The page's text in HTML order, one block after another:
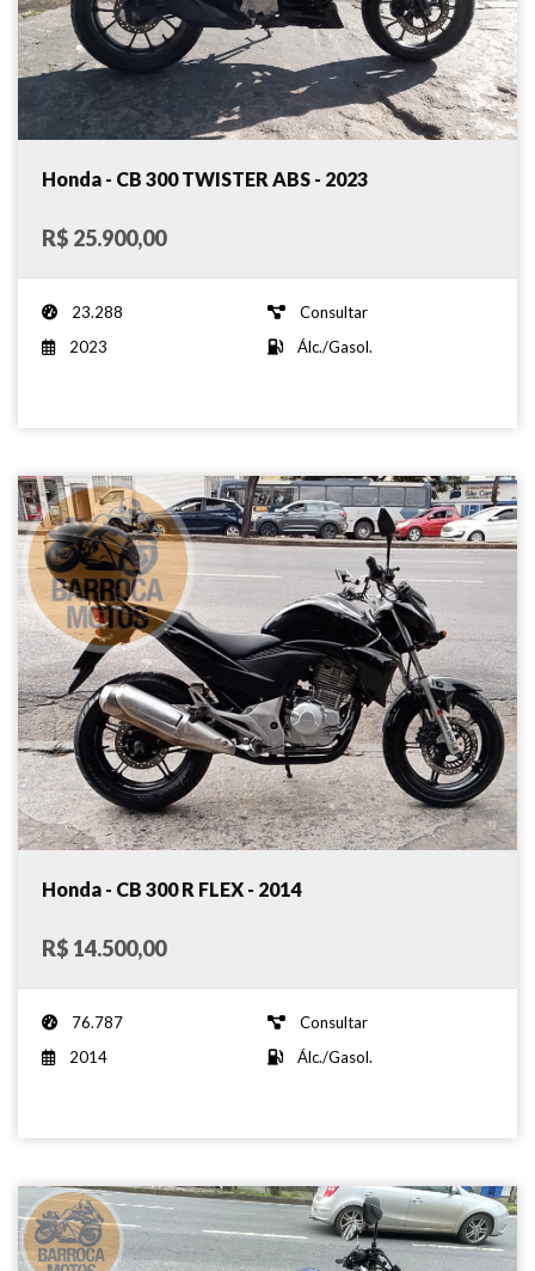
Honda - CB 300 TWISTER ABS - 2023
R$ 25.900,00
23.288
Consultar
2023
Álc./Gasol.
Honda - CB 300 R FLEX - 2014
R$ 14.500,00
76.787
Consultar
2014
Álc./Gasol.